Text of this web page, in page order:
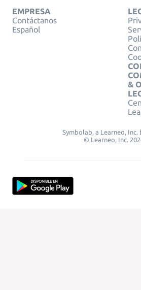
EMPRESA
Contáctanos
Español
&
Symbolab, a Learneo, Inc.
© Learneo, Inc.